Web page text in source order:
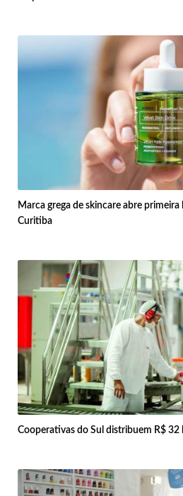
Marca grega de skincare abre primeira
Curitiba
Cooperativas do Sul distribuem R$ 32